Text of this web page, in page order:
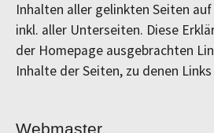
Inhalten aller gelinkten Seiten
inkl. aller Unterseiten. Diese
der Homepage ausgebrachten
Inhalte der Seiten, zu denen
Webmaster